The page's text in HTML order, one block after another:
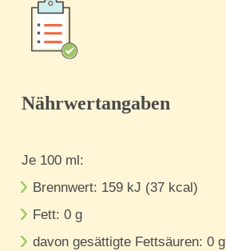
Nährwertangaben
Je 100 ml:
Brennwert: 159 kJ (37 kcal)
Fett: 0 g
davon gesättigte Fettsäuren: 0 g